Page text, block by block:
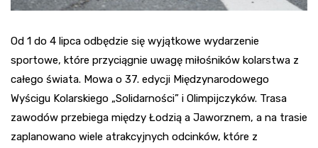
Od 1 do 4 lipca odbędzie się wyjątkowe wydarzenie
sportowe, które przyciągnie uwagę miłośników kolarstwa z
całego świata. Mowa o 37. edycji Międzynarodowego
Wyścigu Kolarskiego „Solidarności” i Olimpijczyków. Trasa
zawodów przebiega między Łodzią a Jaworznem, a na trasie
zaplanowano wiele atrakcyjnych odcinków, które z